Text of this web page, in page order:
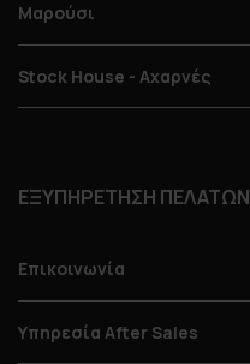
Μαρούσι
Stock House - Αχαρνές
ΕΞΥΠΗΡΕΤΗΣΗ ΠΕΛΑΤΩΝ
Επικοινωνία
Υπηρεσία After Sales